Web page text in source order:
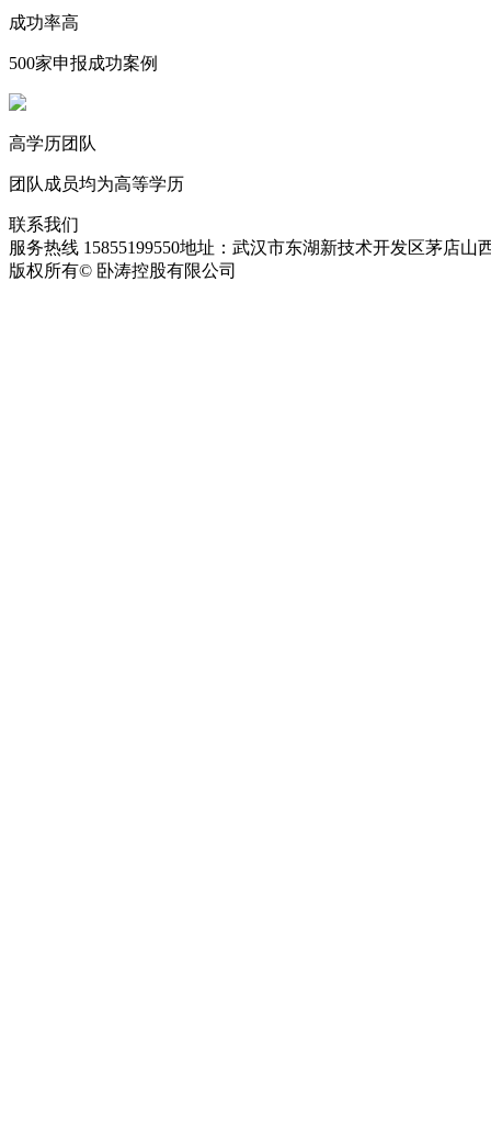
成功率高
500家申报成功案例
高学历团队
团队成员均为高等学历
联系我们
服务热线 15855199550地址：武汉市东湖新技术开发区茅店山
版权所有© 卧涛控股有限公司